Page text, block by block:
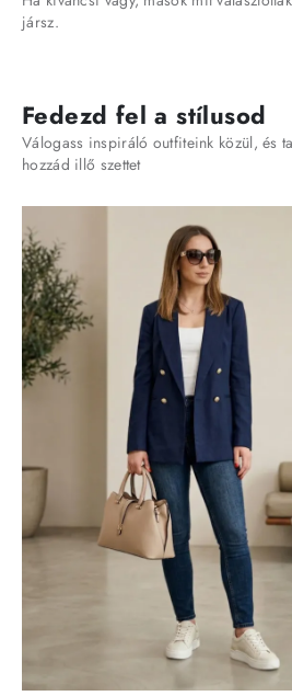
jársz.
Fedezd fel a stílusod
Válogass inspiráló outfiteink közül, és
hozzád illő szettet